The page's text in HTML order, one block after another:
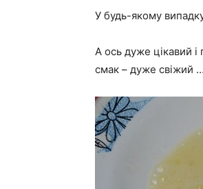
У будь-якому
А ось дуже цікавий
смак – дуже свіжий